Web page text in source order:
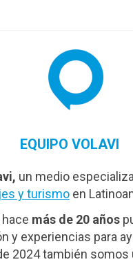
EQUIPO VOLAVI
un medio
y turismoen
más de 20 años
y experiencias para
2024 también somos